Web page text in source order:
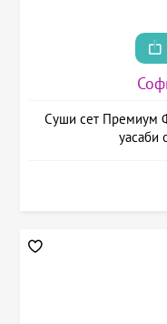
Суши сет Премиум
уасаби